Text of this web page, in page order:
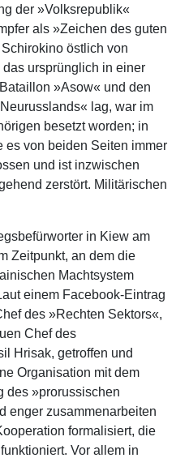
der »Volksrepublik«
als »Zeichen des guten
östlich von
ursprünglich in einer
»Asow« und den
lag, war im
besetzt worden; in
es von beiden Seiten immer
und ist inzwischen
zerstört. Militärischen
in Kiew am
Zeitpunkt, an dem die
Machtsystem
einem Facebook-Eintrag
des »Rechten Sektors«,
Chef des
Hrisak, getroffen und
Organisation mit dem
des »prorussischen
enger zusammenarbeiten
formalisiert, die
Vor allem in